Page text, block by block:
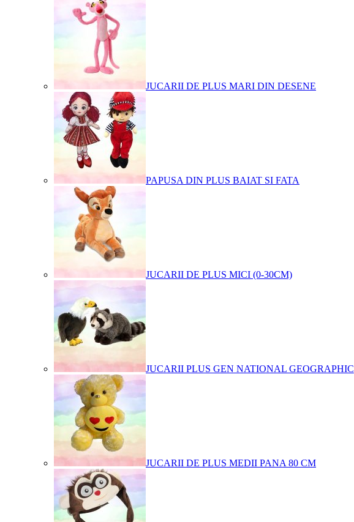
JUCARII DE PLUS MARI DIN DESENE
PAPUSA DIN PLUS BAIAT SI FATA
JUCARII DE PLUS MICI (0-30CM)
JUCARII PLUS GEN NATIONAL GEOGRAPHIC
JUCARII DE PLUS MEDII PANA 80 CM